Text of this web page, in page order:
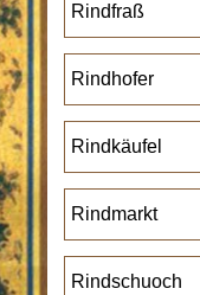
Rindfraß
Rindhofer
Rindkäufel
Rindmarkt
Rindschuoch